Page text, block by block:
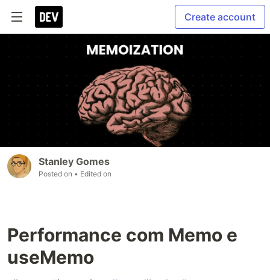
Create account
Stanley Gomes
Posted on • Edited on
Performance com Memo e
useMemo